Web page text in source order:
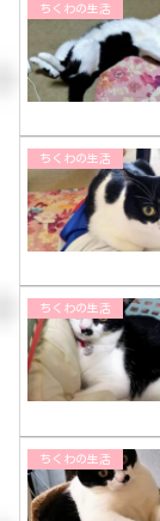
ちくわの生活
ちくわの生活
ちくわの生活
ちくわの生活